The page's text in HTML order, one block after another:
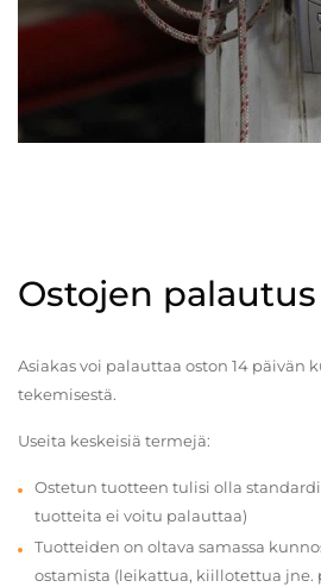
Ostojen palautus
Asiakas voi palauttaa oston 14 päivän
tekemisestä.
Useita keskeisiä termejä:
Ostetun tuotteen tulisi olla
tuotteita ei voitu palauttaa)
Tuotteiden on oltava samassa
ostamista (leikattua, kiillotettua jne.